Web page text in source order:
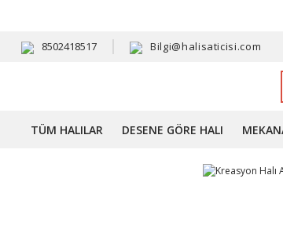
8502418517 Bilgi@halisaticisi.com
TÜM HALILAR DESENE GÖRE HALI